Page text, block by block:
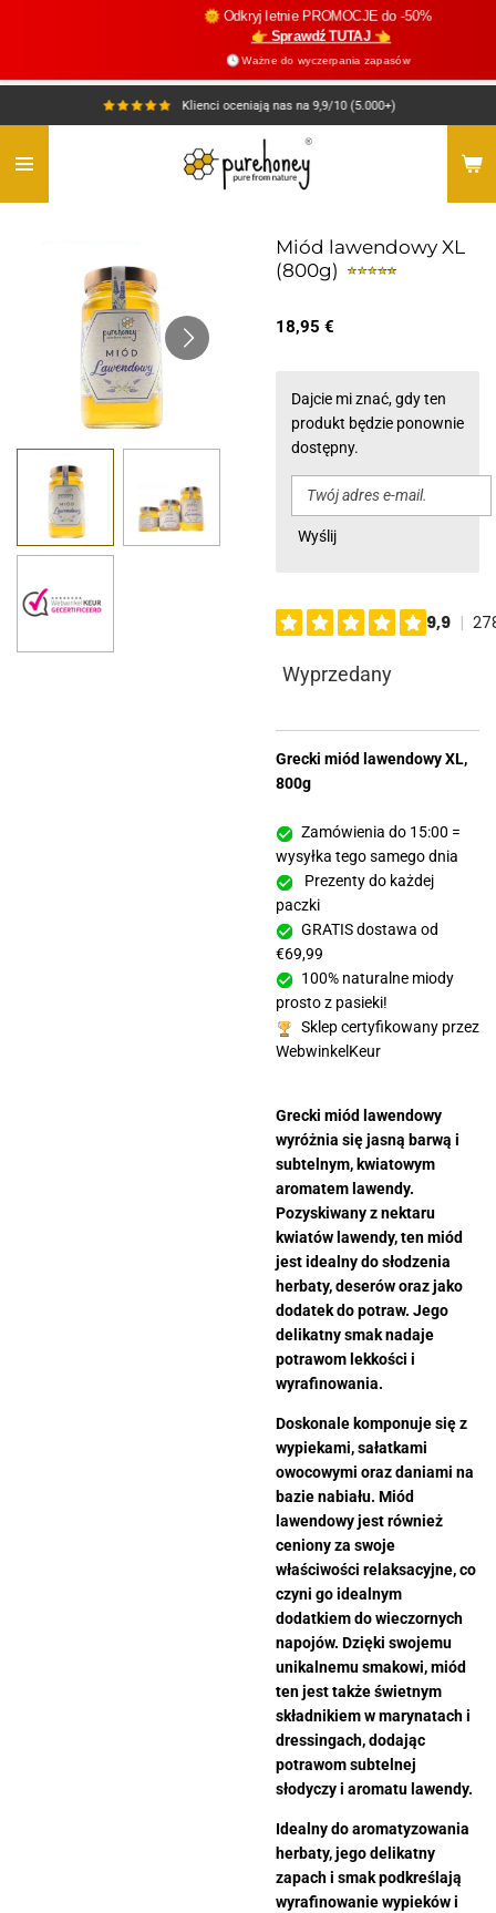
🌞 Odkryj letnie PROMOCJE do -50%
👉 Sprawdź TUTAJ 👈
🕓 Ważne do wyczerpania zapasów
Klienci oceniają nas na 9,9/10 (5.000+)
Miód lawendowy XL
(800g)
18,95 €
Dajcie mi znać, gdy ten
produkt będzie ponownie
dostępny.
Wyślij
Wyprzedany
Grecki miód lawendowy XL,
800g
Zamówienia do 15:00 =
wysyłka tego samego dnia
Prezenty do każdej
paczki
GRATIS dostawa od
€69,99
100% naturalne miody
prosto z pasieki!
Sklep certyfikowany przez
WebwinkelKeur
Grecki miód lawendowy
wyróżnia się jasną barwą i
subtelnym, kwiatowym
aromatem lawendy.
Pozyskiwany z nektaru
kwiatów lawendy, ten miód
jest idealny do słodzenia
herbaty, deserów oraz jako
dodatek do potraw. Jego
delikatny smak nadaje
potrawom lekkości i
wyrafinowania.
Doskonale komponuje się z
wypiekami, sałatkami
owocowymi oraz daniami na
bazie nabiału. Miód
lawendowy jest również
ceniony za swoje
właściwości relaksacyjne, co
czyni go idealnym
dodatkiem do wieczornych
napojów. Dzięki swojemu
unikalnemu smakowi, miód
ten jest także świetnym
składnikiem w marynatach i
dressingach, dodając
potrawom subtelnej
słodyczy i aromatu lawendy.
Idealny do aromatyzowania
herbaty, jego delikatny
zapach i smak podkreślają
wyrafinowanie wypieków i